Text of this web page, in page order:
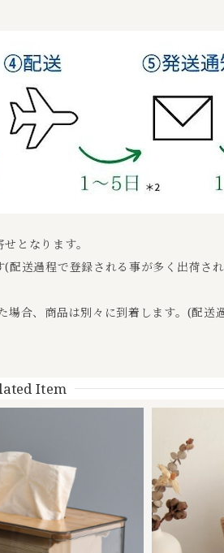
となります。
送過程で登録される事が多く出荷さ
合、商品は別々に到着します。(配送
Item